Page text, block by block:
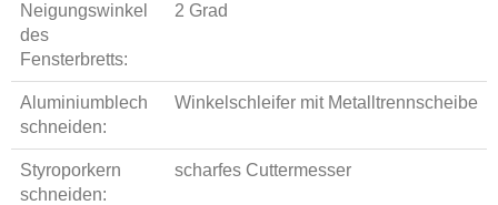
Neigungswinkel
des
Fensterbretts:
2 Grad
Aluminiumblech
schneiden:
Winkelschleifer mit Metalltrennscheibe
Styroporkern
schneiden:
scharfes Cuttermesser